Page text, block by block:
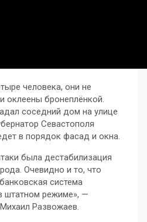
человека, они не
оклеены бронеплёнкой.
соседний дом на улице
Севастополя
в порядок фасад и окна.
была дестабилизация
Очевидно и то, что
система
штатном режиме», —
Развожаев.